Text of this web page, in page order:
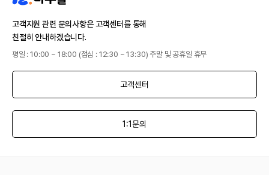
고객지원 관련 문의사항은 고객센터를 통해
친절히 안내하겠습니다.
평일 : 10:00 ~ 18:00 (점심 : 12:30 ~ 13:30) 주말 및 공휴일 휴무
고객센터
1:1문의